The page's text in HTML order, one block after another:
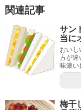
関連記事
サン
当に
おいし
方が違
味濃い
梅干